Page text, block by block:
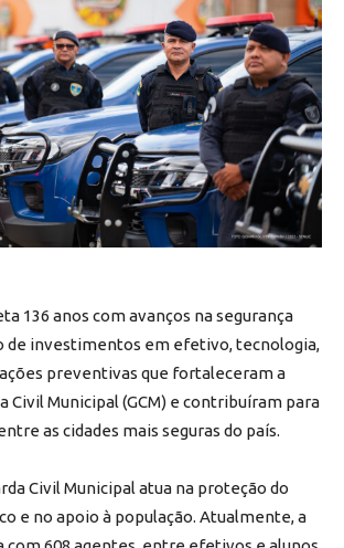
136 anos com avanços na segurança
de investimentos em efetivo, tecnologia,
preventivas que fortaleceram a
Civil Municipal (GCM) e contribuíram para
as cidades mais seguras do país.
Civil Municipal atua na proteção do
e no apoio à população. Atualmente, a